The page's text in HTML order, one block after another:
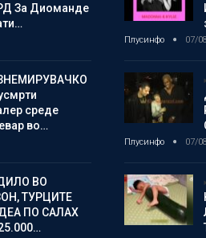
За Диоманде
среде
во…
ВО
ТУРЦИТЕ
ПО САЛАХ
Плусинфо 07/
Плусинфо 07/